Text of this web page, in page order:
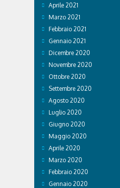
Aprile 2021
Marzo 2021
Febbraio 2021
Gennaio 2021
Dicembre 2020
Novembre 2020
Ottobre 2020
Settembre 2020
Agosto 2020
Luglio 2020
Giugno 2020
Maggio 2020
Aprile 2020
Marzo 2020
Febbraio 2020
Gennaio 2020